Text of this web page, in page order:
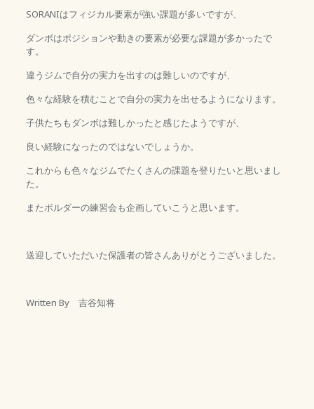
SORANIはフィジカル要素が強い課題が多いですが、
ダンボはポジションや動きの要素が必要な課題が多かったで
す。
違うジムで自分の実力を出すのは難しいのですが、
色々な経験を積むことで自分の実力を出せるようになります。
子供たちもダンボは難しかったと感じたようですが、
良い経験になったのではないでしょうか。
これからも色々なジムでたくさんの課題を登りたいと思いまし
た。
またボルダーの練習会も企画していこうと思います。
送迎していただいた保護者の皆さんありがとうございました。
Written By 吉谷知将